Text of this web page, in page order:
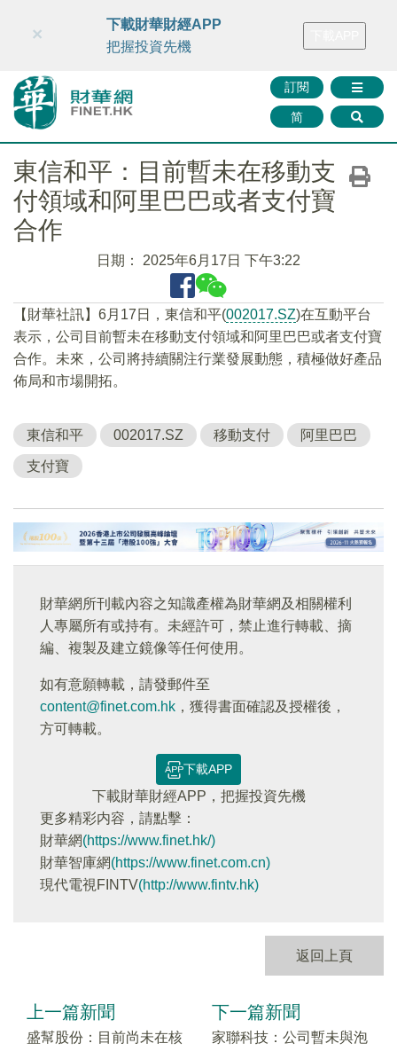
財華智庫網 FINTV FINMETA 財華證券 媒體矩陣
訂閱
简
×
下載財華財經APP
把握投資先機
東信和平：目前暫未在移動支
付領域和阿里巴巴或者支付寶
合作
日期： 2025年6月17日 下午3:22
【財華社訊】6月17日，東信和平(002017.SZ)在互動平台
表示，公司目前暫未在移動支付領域和阿里巴巴或者支付寶
合作。未來，公司將持續關注行業發展動態，積極做好產品
佈局和市場開拓。
東信和平 002017.SZ 移動支付 阿里巴巴
支付寶
財華網所刊載內容之知識產權為財華網及相關權利
人專屬所有或持有。未經許可，禁止進行轉載、摘
編、複製及建立鏡像等任何使用。
如有意願轉載，請發郵件至
content@finet.com.hk ，獲得書面確認及授權後，
方可轉載。
下載APP
下載財華財經APP，把握投資先機
更多精彩内容，請點擊：
財華網(https://www.finet.hk/)
財華智庫網(https://www.finet.com.cn)
現代電視FINTV(http://www.fintv.hk)
返回上頁
上一篇新聞
盛幫股份：目前尚未在核
下一篇新聞
家聯科技：公司暫未與泡